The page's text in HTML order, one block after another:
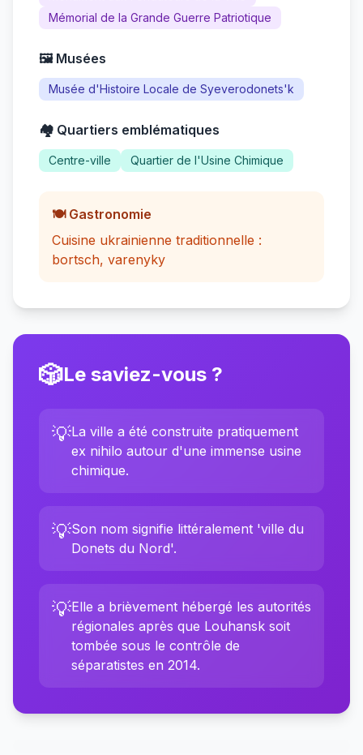
Mémorial de la Grande Guerre Patriotique
🖼️ Musées
Musée d'Histoire Locale de Syeverodonets'k
🏘️ Quartiers emblématiques
Centre-ville Quartier de l'Usine Chimique
🍽️ Gastronomie
Cuisine ukrainienne traditionnelle :
bortsch, varenyky
🎲Le saviez-vous ?
💡La ville a été construite pratiquement
ex nihilo autour d'une immense usine
chimique.
💡Son nom signifie littéralement 'ville du
Donets du Nord'.
💡Elle a brièvement hébergé les autorités
régionales après que Louhansk soit
tombée sous le contrôle de
séparatistes en 2014.